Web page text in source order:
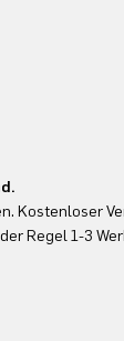
Kostenloser
Regel 1-3